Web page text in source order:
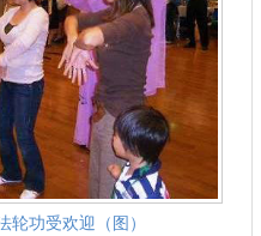
功受欢迎（图）